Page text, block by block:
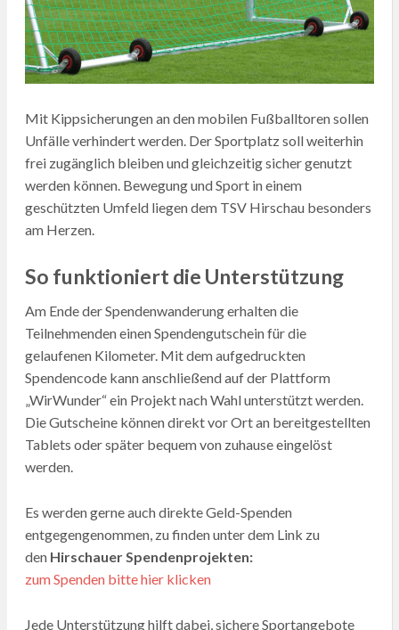
Mit Kippsicherungen an den mobilen Fußballtoren sollen
Unfälle verhindert werden. Der Sportplatz soll weiterhin
frei zugänglich bleiben und gleichzeitig sicher genutzt
werden können. Bewegung und Sport in einem
geschützten Umfeld liegen dem TSV Hirschau besonders
am Herzen.
So funktioniert die Unterstützung
Am Ende der Spendenwanderung erhalten die
Teilnehmenden einen Spendengutschein für die
gelaufenen Kilometer. Mit dem aufgedruckten
Spendencode kann anschließend auf der Plattform
„WirWunder“ ein Projekt nach Wahl unterstützt werden.
Die Gutscheine können direkt vor Ort an bereitgestellten
Tablets oder später bequem von zuhause eingelöst
werden.
Es werden gerne auch direkte Geld-Spenden
entgegengenommen, zu finden unter dem Link zu
den Hirschauer Spendenprojekten:
zum Spenden bitte hier klicken
Jede Unterstützung hilft dabei, sichere Sportangebote